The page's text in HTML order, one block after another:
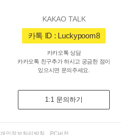
KAKAO TALK
카톡 ID : Luckypoom8
카카오톡 상담
카카오톡 친구추가 하시고 궁금한 점이
있으시면 문의주세요.
1:1 문의하기
개인정보처리방침 PC버전